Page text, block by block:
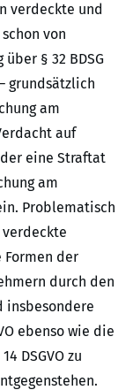
verdeckte und
von
§ 32 BDSG
grundsätzlich
am
auf
eine Straftat
am
Problematisch
verdeckte
Formen der
durch den
insbesondere
ebenso wie die
DSGVO zu